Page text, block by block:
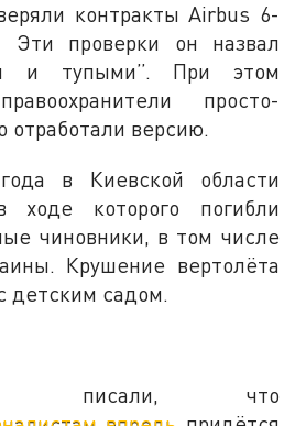
контракты Airbus 6-
Эти проверки он назвал
и тупыми”. При этом
просто-
отработали версию.
в Киевской области
которого погибли
чиновники, в том числе
Крушение вертолёта
детским садом.
писали, что